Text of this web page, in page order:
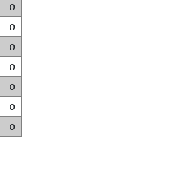
0
0
0
0
0
0
0